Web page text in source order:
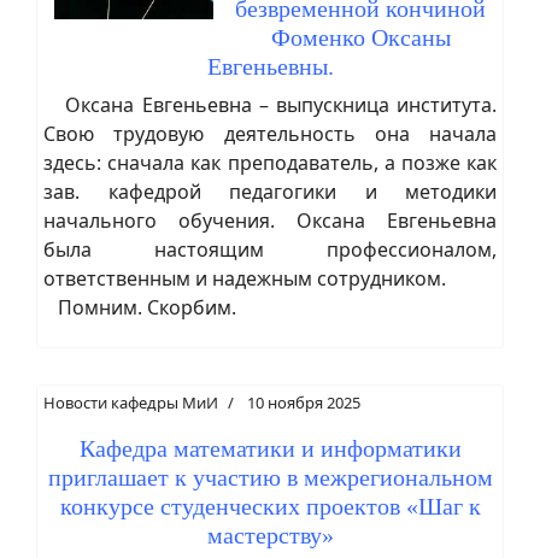
безвременной кончиной
Фоменко Оксаны
Евгеньевны.
Оксана Евгеньевна – выпускница института.
Свою трудовую деятельность она начала
здесь: сначала как преподаватель, а позже как
зав. кафедрой педагогики и методики
начального обучения. Оксана Евгеньевна
была настоящим профессионалом,
ответственным и надежным сотрудником.
Помним. Скорбим.
Новости кафедры МиИ 10 ноября 2025
Кафедра математики и информатики
приглашает к участию в межрегиональном
конкурсе студенческих проектов «Шаг к
мастерству»